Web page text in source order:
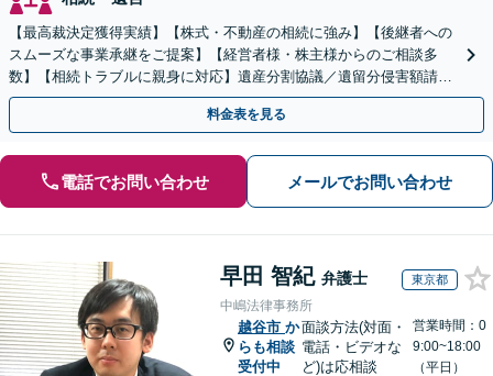
【最高裁決定獲得実績】【株式・不動産の相続に強み】【後継者への
スムーズな事業承継をご提案】【経営者様・株主様からのご相談多
数】【相続トラブルに親身に対応】遺産分割協議／遺留分侵害額請求
／遺言書作成も丁寧に対応【40分相談無料】【渋谷駅3分】
料金表を見る
電話でお問い合わせ メールでお問い合わせ
早田 智紀 弁護士 東京都
中嶋法律事務所
越谷市 か
らも相談
受付中
面談方法(対面・
電話・ビデオな
ど)は応相談
営業時間：0
9:00~18:00
（平日）